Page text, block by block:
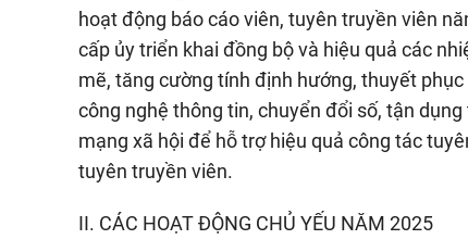
hoạt động báo cáo viên, tuyên truyền viên
cấp ủy triển khai đồng bộ và hiệu quả các
mẽ, tăng cường tính định hướng, thuyết
công nghệ thông tin, chuyển đổi số, tận
mạng xã hội để hỗ trợ hiệu quả công tác
tuyên truyền viên.
II. CÁC HOẠT ĐỘNG CHỦ YẾU NĂM 2025